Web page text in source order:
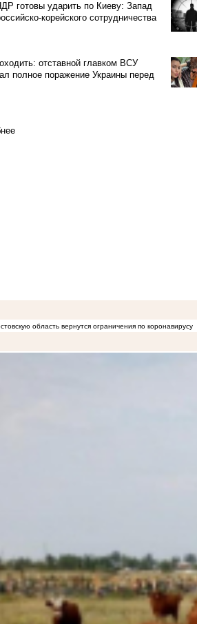
готовы ударить по Киеву: Запад
корейского сотрудничества
отставной главком ВСУ
полное поражение Украины перед
область вернутся ограничения по коронавирусу